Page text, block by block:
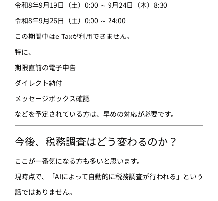
令和8年9月19日（土）0:00 ～ 9月24日（木）8:30
令和8年9月26日（土）0:00 ～ 24:00
この期間中はe-Taxが利用できません。
特に、
期限直前の電子申告
ダイレクト納付
メッセージボックス確認
などを予定されている方は、早めの対応が必要です。
今後、税務調査はどう変わるのか？
ここが一番気になる方も多いと思います。
現時点で、「AIによって自動的に税務調査が行われる」という
話ではありません。